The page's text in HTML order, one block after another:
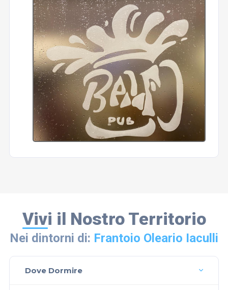
Vivi il Nostro Territorio
Nei dintorni di: Frantoio Oleario Iaculli
Dove Dormire